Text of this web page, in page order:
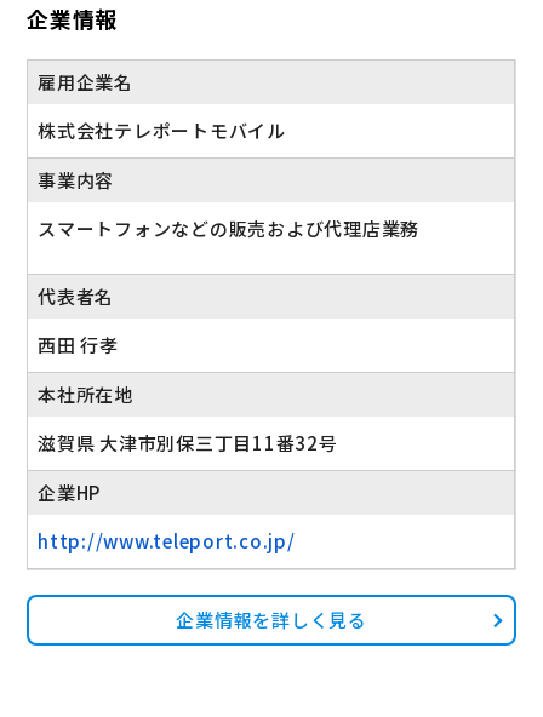
企業情報
雇用企業名
株式会社テレポートモバイル
事業内容
スマートフォンなどの販売および代理店業務
代表者名
西田 行孝
本社所在地
滋賀県 大津市別保三丁目11番32号
企業HP
http://www.teleport.co.jp/
企業情報を詳しく見る